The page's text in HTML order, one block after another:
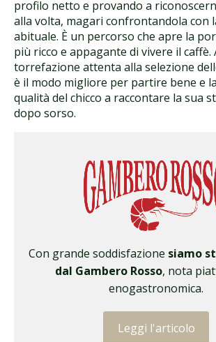
profilo netto e provando a
alla volta, magari confrontandola con
abituale. È un percorso che apre la
più ricco e appagante di vivere il caffè.
torrefazione attenta alla selezione
è il modo migliore per partire bene e
qualità del chicco a raccontare la sua
dopo sorso.
Con grande soddisfazione siamo
dal Gambero Rosso, nota
enogastronomica.
Leggi l'articolo